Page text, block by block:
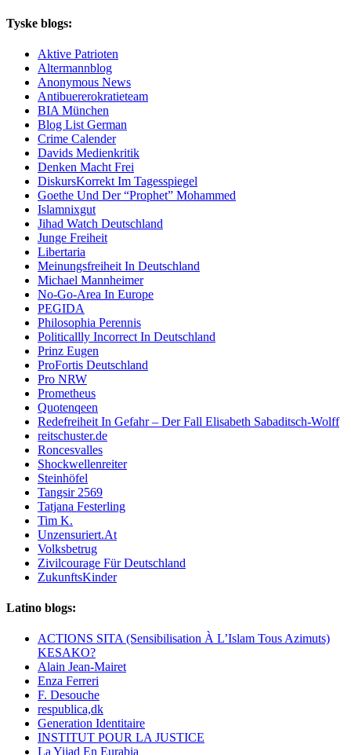
Tyske blogs:
Aktive Patrioten
Altermannblog
Anonymous News
Antibuererokratieteam
BIA München
Blog List German
Crime Calender
Davids Medienkritik
Denken Macht Frei
DiskursKorrekt Im Tagesspiegel
Goethe Und Der “Prophet” Mohammed
Islamnixgut
Jihad Watch Deutschland
Junge Freiheit
Libertaria
Meinungsfreiheit In Deutschland
Michael Mannheimer
No-Go-Area In Europe
PEGIDA
Philosophia Perennis
Politicallly Incorrect In Deutschland
Prinz Eugen
ProFortis Deutschland
Pro NRW
Prometheus
Quotenqeen
Redefreiheit In Gefahr – Der Fall Elisabeth Sabaditsch-Wolff
reitschuster.de
Roncesvalles
Shockwellenreiter
Steinhöfel
Tangsir 2569
Tatjana Festerling
Tim K.
Unzensuriert.At
Volksbetrug
Zivilcourage Für Deutschland
ZukunftsKinder
Latino blogs:
ACTIONS SITA (Sensibilisation À L’Islam Tous Azimuts)
KESAKO?
Alain Jean-Mairet
Enza Ferreri
F. Desouche
respublica,dk
Generation Identitaire
INSTITUT POUR LA JUSTICE
La Yijad En Eurabia